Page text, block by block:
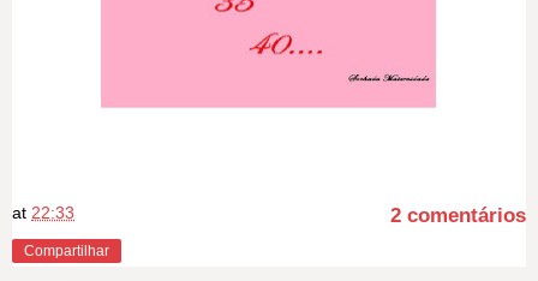
at 22:33 2 comentários
Compartilhar